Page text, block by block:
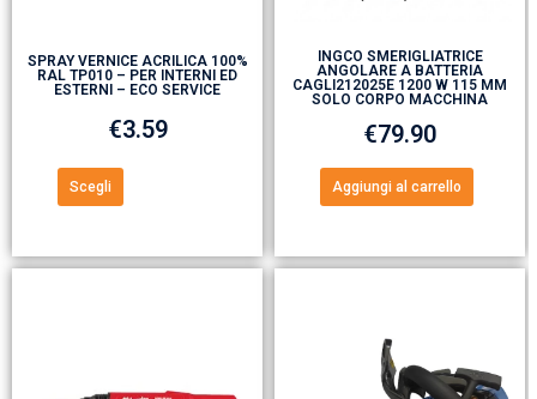
SPRAY VERNICE ACRILICA 100%
RAL TP010 – PER INTERNI ED
ESTERNI – ECO SERVICE
€3.59
Scegli
INGCO SMERIGLIATRICE
ANGOLARE A BATTERIA
CAGLI212025E 1200 W 115 MM
SOLO CORPO MACCHINA
€79.90
Aggiungi al carrello